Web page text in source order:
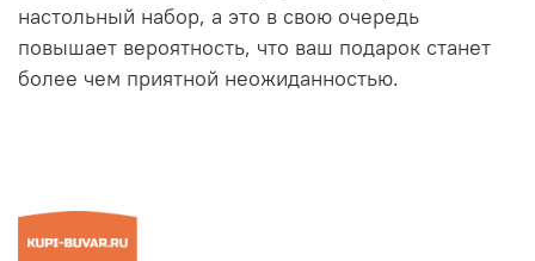
настольный набор, а это в свою очередь
повышает вероятность, что ваш подарок станет
более чем приятной неожиданностью.